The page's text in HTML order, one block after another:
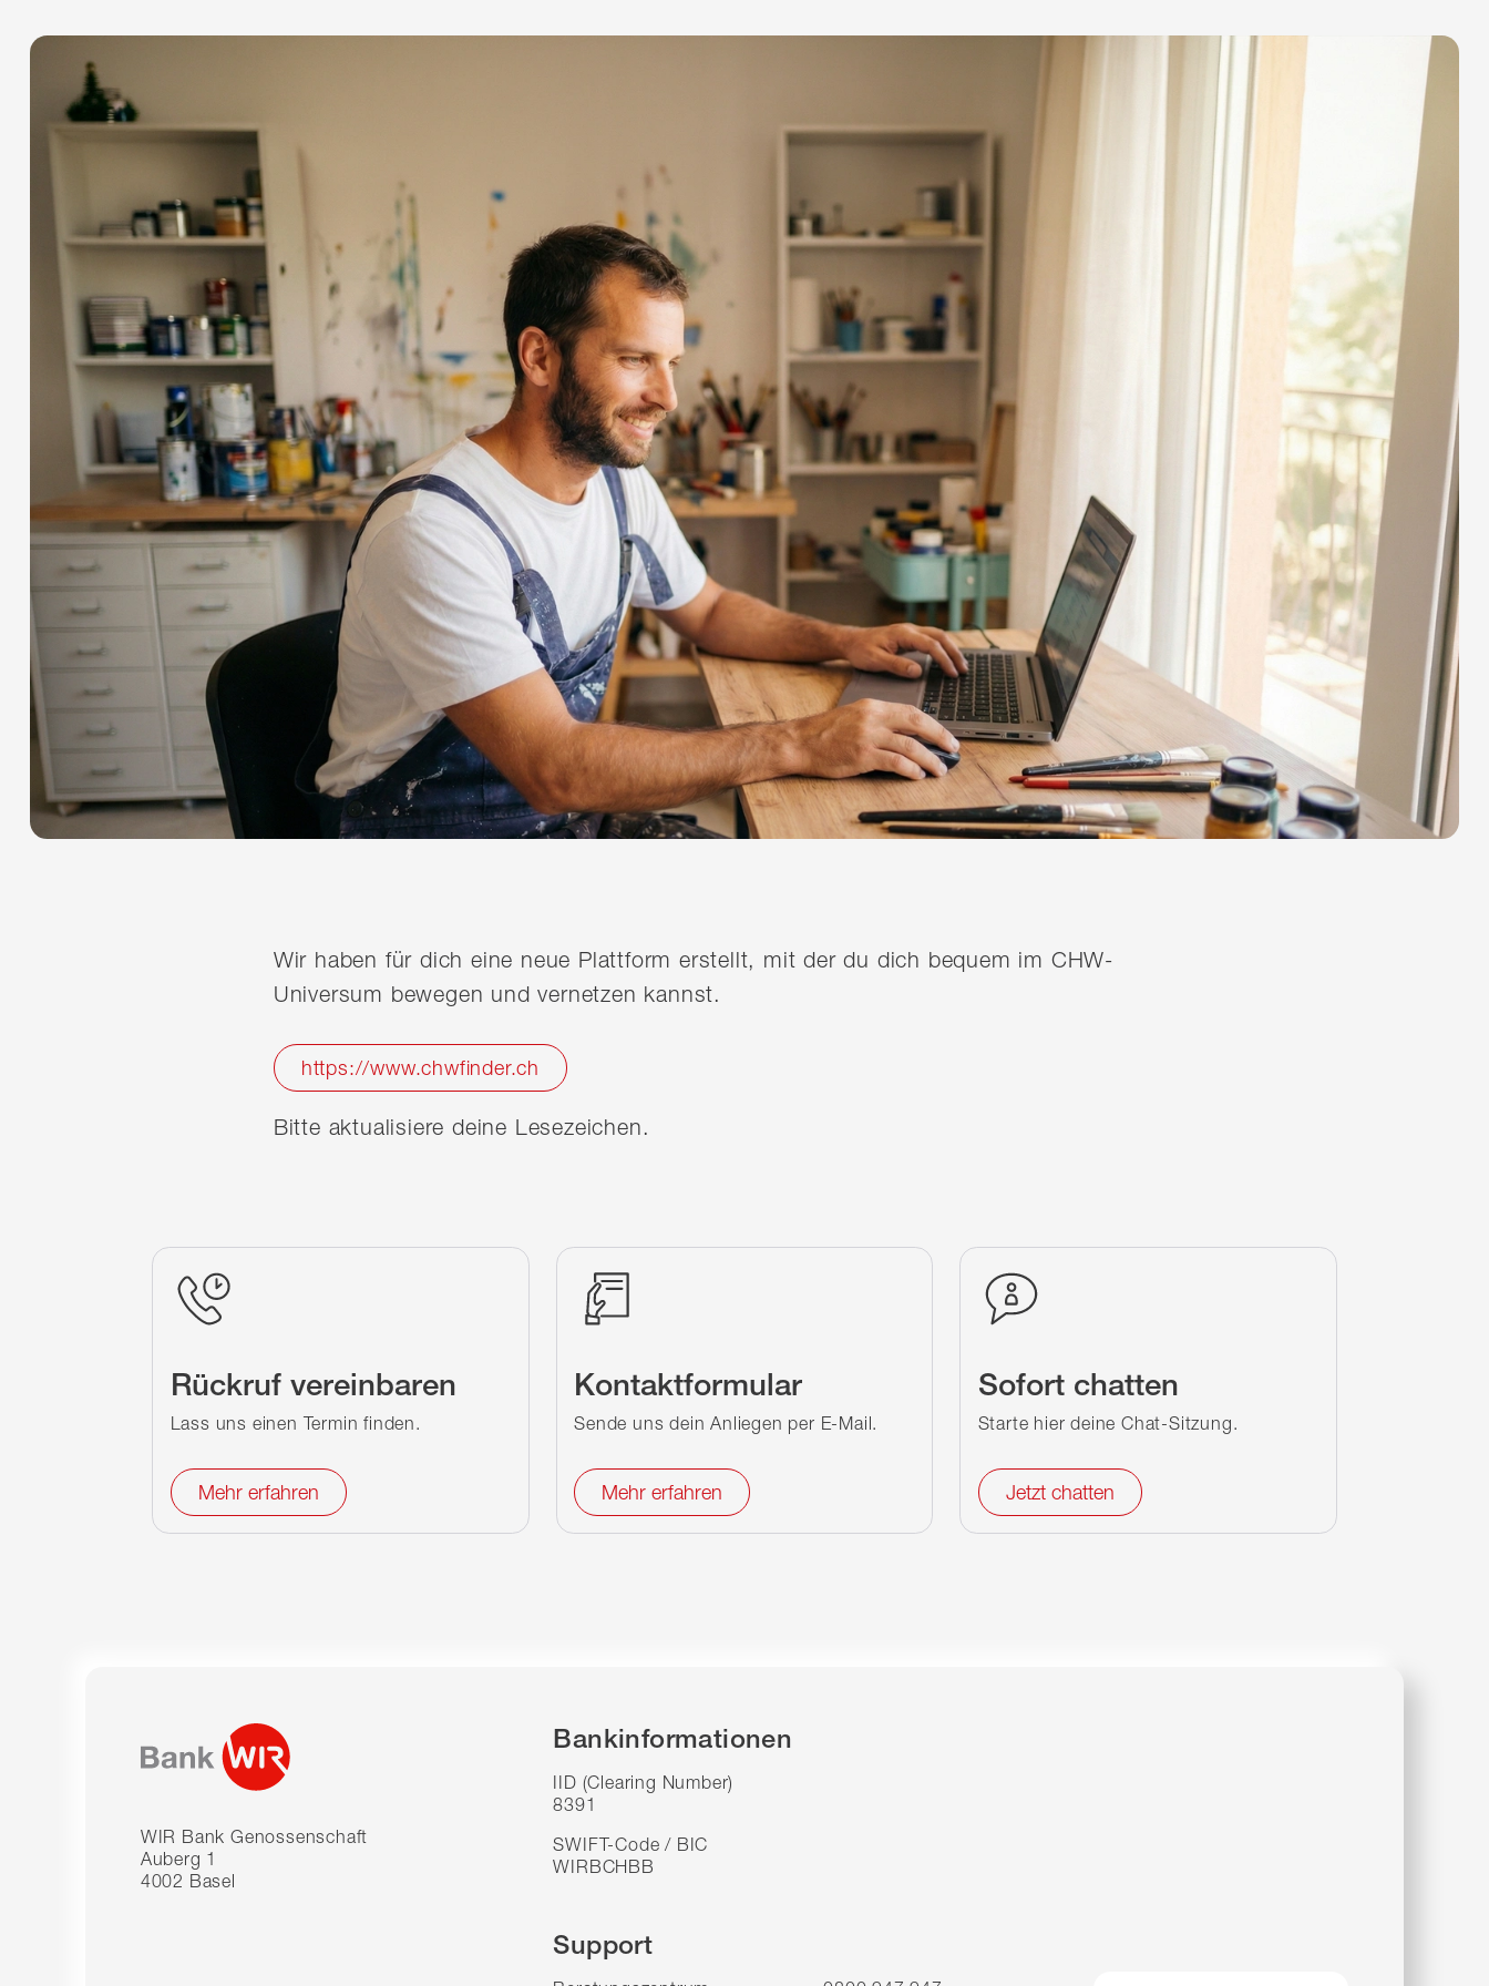
Wir haben für dich eine neue Plattform erstellt, mit der du dich bequem im CHW-
Universum bewegen und vernetzen kannst.
https://www.chwfinder.ch
Bitte aktualisiere deine Lesezeichen.
Rückruf vereinbaren
Lass uns einen Termin finden.
Mehr erfahren
Kontaktformular
Sende uns dein Anliegen per E-Mail.
Mehr erfahren
Sofort chatten
Starte hier deine Chat-Sitzung.
Jetzt chatten
WIR Bank Genossenschaft
Auberg 1
4002 Basel
Bankinformationen
IID (Clearing Number)
8391
SWIFT-Code / BIC
WIRBCHBB
Support